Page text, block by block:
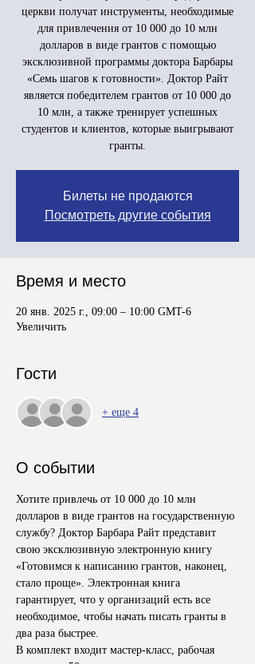
церкви получат инструменты, необходимые
для привлечения от 10 000 до 10 млн
долларов в виде грантов с помощью
эксклюзивной программы доктора Барбары
«Семь шагов к готовности». Доктор Райт
является победителем грантов от 10 000 до
10 млн, а также тренирует успешных
студентов и клиентов, которые выигрывают
гранты.
Билеты не продаются
Посмотреть другие события
Время и место
20 янв. 2025 г., 09:00 – 10:00 GMT-6
Увеличить
Гости
+ еще 4
О событии
Хотите привлечь от 10 000 до 10 млн
долларов в виде грантов на государственную
службу? Доктор Барбара Райт представит
свою эксклюзивную электронную книгу
«Готовимся к написанию грантов, наконец,
стало проще». Электронная книга
гарантирует, что у организаций есть все
необходимое, чтобы начать писать гранты в
два раза быстрее.
В комплект входит мастер-класс, рабочая